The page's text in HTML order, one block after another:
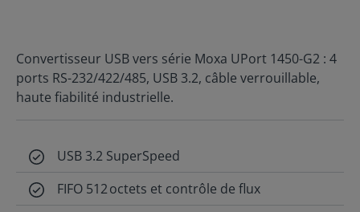
Convertisseur USB vers série Moxa UPort 1450-G2 : 4
ports RS-232/422/485, USB 3.2, câble verrouillable,
haute fiabilité industrielle.
USB 3.2 SuperSpeed
FIFO 512 octets et contrôle de flux